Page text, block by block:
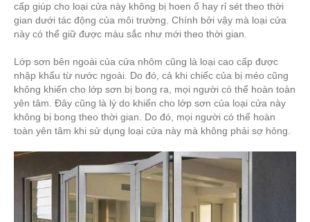
cấp giúp cho loại cửa này không bị hoen ố hay rỉ sét theo thời
gian dưới tác động của môi trường. Chính bởi vậy mà loại cửa
này có thể giữ được màu sắc như mới theo thời gian.
Lớp sơn bên ngoài của cửa nhôm cũng là loại cao cấp được
nhập khẩu từ nước ngoài. Do đó, cả khi chiếc của bị méo cũng
không khiến cho lớp sơn bị bong ra, mọi người có thể hoàn toàn
yên tâm. Đây cũng là lý do khiến cho lớp sơn của loại cửa này
không bị bong theo thời gian. Do đó, mọi người có thể hoàn
toàn yên tâm khi sử dụng loại cửa này mà không phải sợ hỏng.